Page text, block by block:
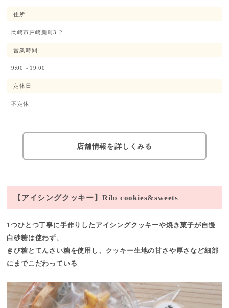
住所
岡崎市戸崎新町3-2
営業時間
9:00～19:00
定休日
不定休
店舗情報を詳しくみる
【アイシングクッキー】Rilo cookies&sweets
1つひとつ丁寧に手作りしたアイシングクッキーや焼き菓子が自慢
白砂糖は使わず、
きび糖とてんさい糖を使用し、クッキー生地の甘さや厚さなど細部
にまでこだわっている